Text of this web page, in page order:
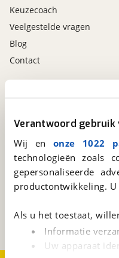
Verantwoord gebruik
Wij en onze 1022
technologieën zoals
gepersonaliseerde
productontwikkeling.
Als u het toestaat,
Informatie
Uw apparaat
Keuzecoach
Veelgestelde vragen
Blog
Contact
viaBOVAG.nl
Kosterijland 15
Een initiatief van
Download 'm nu.